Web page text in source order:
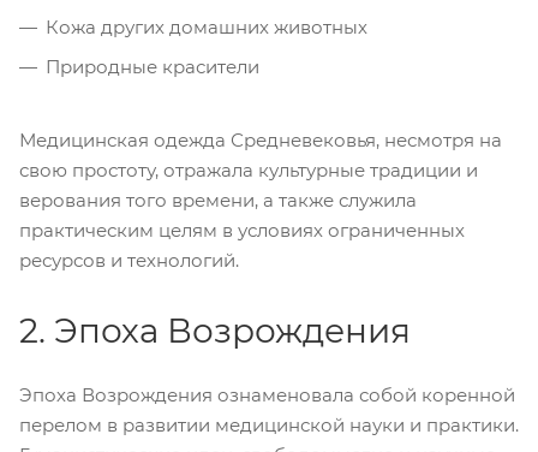
Кожа других домашних животных
Природные красители
Медицинская одежда Средневековья, несмотря на
свою простоту, отражала культурные традиции и
верования того времени, а также служила
практическим целям в условиях ограниченных
ресурсов и технологий.
2. Эпоха Возрождения
Эпоха Возрождения ознаменовала собой коренной
перелом в развитии медицинской науки и практики.